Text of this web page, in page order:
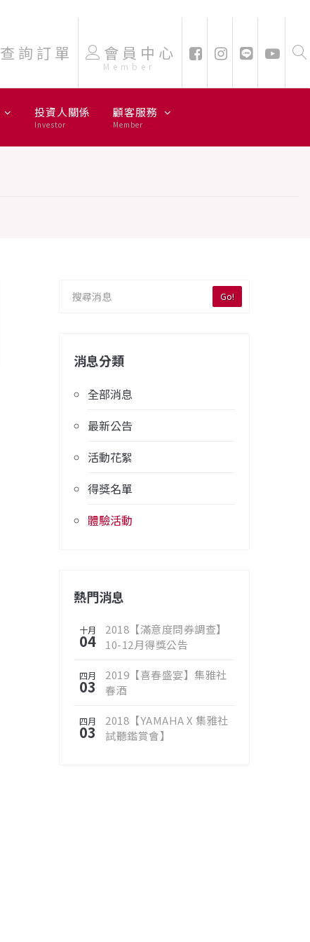
查詢訂單 會員中心
Member
投資人關係
Investor
顧客服務
Member
Go!
消息分類
全部消息
最新公告
活動花絮
得獎名單
體驗活動
熱門消息
十月
04
2018【滿意度問券調查】
10-12月得獎公告
四月
03
2019【喜春盛宴】集雅社
春酒
四月
03
2018【YAMAHA X 集雅社
試聽鑑賞會】